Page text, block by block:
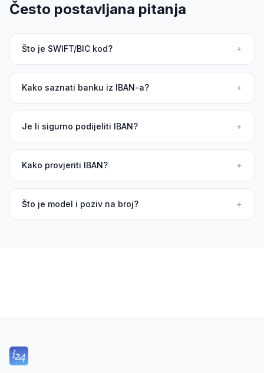
Često postavljana pitanja
Što je SWIFT/BIC kod? +
Kako saznati banku iz IBAN-a? +
Je li sigurno podijeliti IBAN? +
Kako provjeriti IBAN? +
Što je model i poziv na broj? +